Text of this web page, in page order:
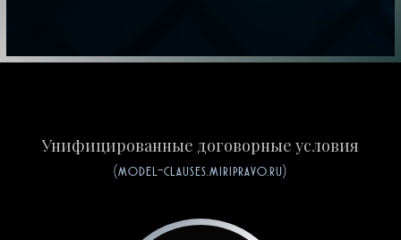
Унифицированные договорные условия
(model-clauses.miripravo.ru)